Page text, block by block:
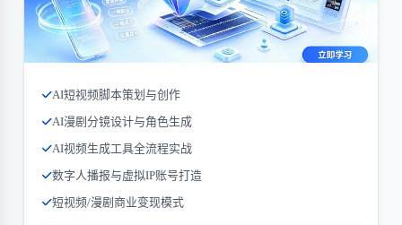
AI短视频脚本策划与创作
AI漫剧分镜设计与角色生成
AI视频生成工具全流程实战
数字人播报与虚拟IP账号打造
短视频/漫剧商业变现模式